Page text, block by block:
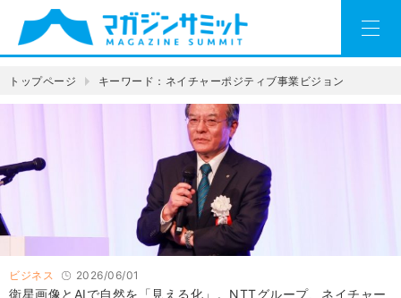
トップページ キーワード：ネイチャーポジティブ事業ビジョン
ビジネス 2026/06/01
衛星画像とAIで自然を「見える化」。NTTグループ、ネイチャー